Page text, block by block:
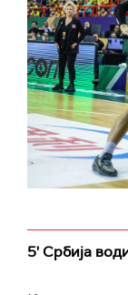
5' Србија